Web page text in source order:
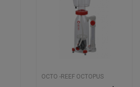
OCTO -REEF OCTOPUS